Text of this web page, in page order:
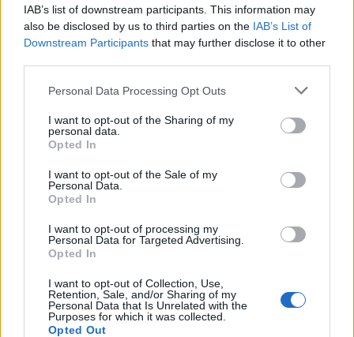
IAB’s list of downstream participants. This information may
also be disclosed by us to third parties on the IAB’s List of
Downstream Participants that may further disclose it to other
Personal Data Processing Opt Outs
I want to opt-out of the Sharing of my
personal data.
Opted In
I want to opt-out of the Sale of my
Personal Data.
Opted In
I want to opt-out of processing my
Personal Data for Targeted Advertising.
Opted In
I want to opt-out of Collection, Use,
Retention, Sale, and/or Sharing of my
Personal Data that Is Unrelated with the
Purposes for which it was collected.
Opted Out
Santé
essentiels des
Santé
attention à la pénurie de
lunettes de sécurité
Santé
révolutionnaire pour
Populaires
Médicament retiré en urgence pour risques graves et données falsifiées
Ce cancer mortel explose chez les personnes nées après 1980 : le
symptôme à repérer